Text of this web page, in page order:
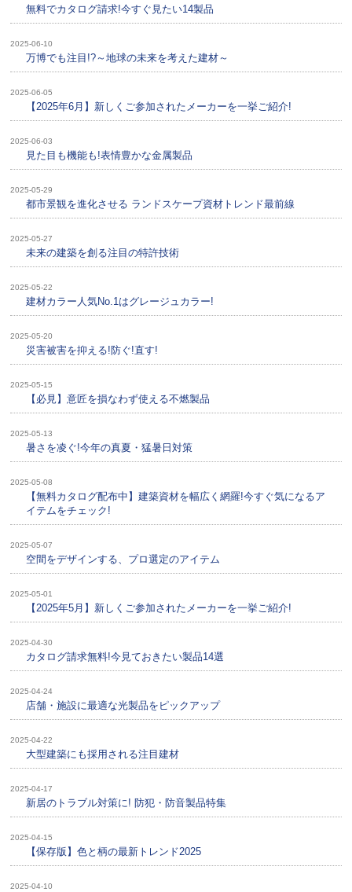
無料でカタログ請求!今すぐ見たい14製品
2025-06-10
万博でも注目!?～地球の未来を考えた建材～
2025-06-05
【2025年6月】新しくご参加されたメーカーを一挙ご紹介!
2025-06-03
見た目も機能も!表情豊かな金属製品
2025-05-29
都市景観を進化させる ランドスケープ資材トレンド最前線
2025-05-27
未来の建築を創る注目の特許技術
2025-05-22
建材カラー人気No.1はグレージュカラー!
2025-05-20
災害被害を抑える!防ぐ!直す!
2025-05-15
【必見】意匠を損なわず使える不燃製品
2025-05-13
暑さを凌ぐ!今年の真夏・猛暑日対策
2025-05-08
【無料カタログ配布中】建築資材を幅広く網羅!今すぐ気になるア
イテムをチェック!
2025-05-07
空間をデザインする、プロ選定のアイテム
2025-05-01
【2025年5月】新しくご参加されたメーカーを一挙ご紹介!
2025-04-30
カタログ請求無料!今見ておきたい製品14選
2025-04-24
店舗・施設に最適な光製品をピックアップ
2025-04-22
大型建築にも採用される注目建材
2025-04-17
新居のトラブル対策に! 防犯・防音製品特集
2025-04-15
【保存版】色と柄の最新トレンド2025
2025-04-10